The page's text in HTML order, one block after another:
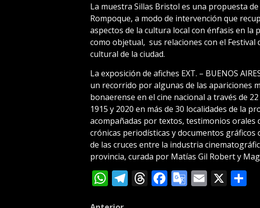
La muestra Sillas Bristol es una propuesta
Rompoque, a modo de intervención que
aspectos de la cultura local con énfasis en la
como objetual, sus relaciones con el Festival
cultural de la ciudad.
La exposición de afiches EXT. – BUENOS
un recorrido por algunas de las apariciones
bonaerense en el cine nacional a través de
1915 y 2020 en más de 30 localidades de la
acompañadas por textos, testimonios orales
crónicas periodísticas y documentos
de las cruces entre la industria
provincia, curada por Matías Gil Robert y
WhatsApp
Telegram
Threads
Facebook
Google
Email
X